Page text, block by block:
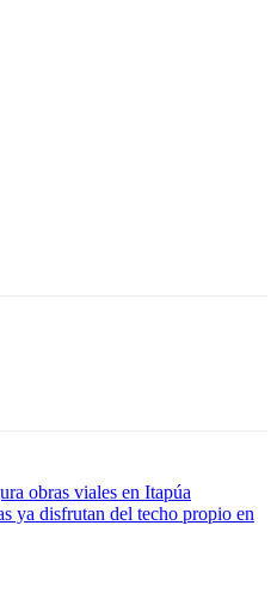
obras viales en Itapúa
ya disfrutan del techo propio en